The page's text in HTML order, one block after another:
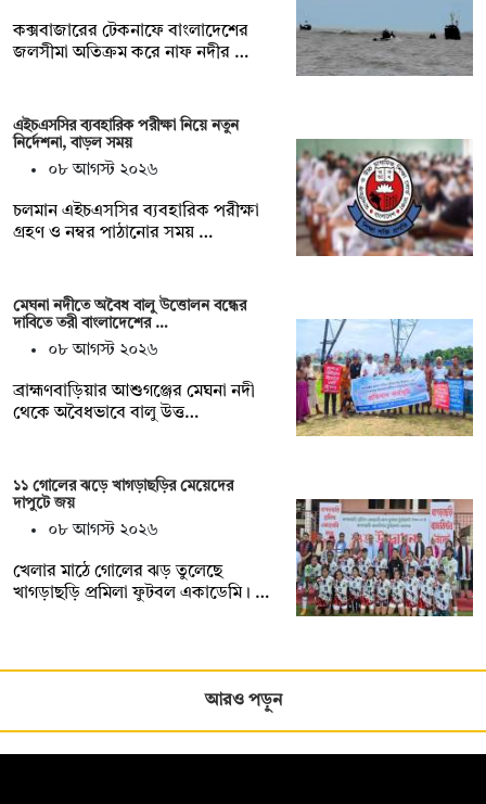
কক্সবাজারের টেকনাফে বাংলাদেশের
জলসীমা অতিক্রম করে নাফ নদীর …
এইচএসসির ব্যবহারিক পরীক্ষা নিয়ে নতুন
নির্দেশনা, বাড়ল সময়
০৮ আগস্ট ২০২৬
চলমান এইচএসসির ব্যবহারিক পরীক্ষা
গ্রহণ ও নম্বর পাঠানোর সময় …
মেঘনা নদীতে অবৈধ বালু উত্তোলন বন্ধের
দাবিতে তরী বাংলাদেশের …
০৮ আগস্ট ২০২৬
ব্রাহ্মণবাড়িয়ার আশুগঞ্জের মেঘনা নদী
থেকে অবৈধভাবে বালু উত্ত…
১১ গোলের ঝড়ে খাগড়াছড়ির মেয়েদের
দাপুটে জয়
০৮ আগস্ট ২০২৬
খেলার মাঠে গোলের ঝড় তুলেছে
খাগড়াছড়ি প্রমিলা ফুটবল একাডেমি। …
আরও পড়ুন